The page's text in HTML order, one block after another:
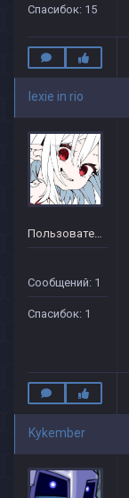
Спасибок: 15
lexie in rio
Пользователь
Сообщений: 1
Спасибок: 1
Kykember